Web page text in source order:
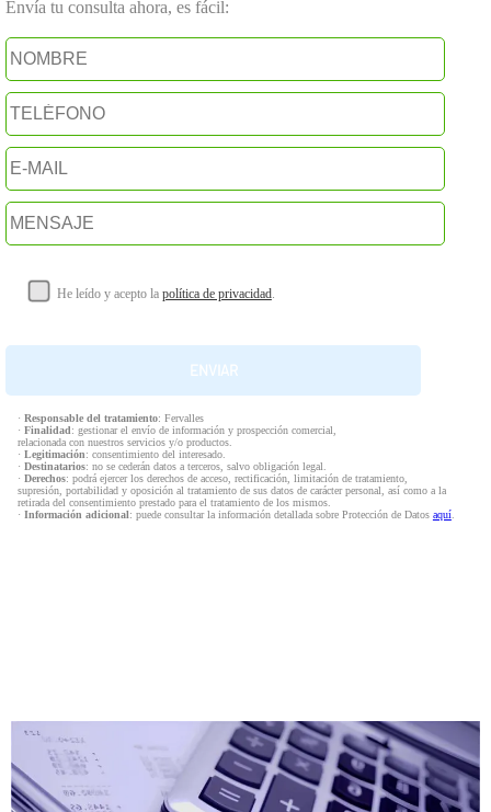
Envía tu consulta ahora, es fácil:
He leído y acepto la política de privacidad.
· Responsable del tratamiento: Fervalles
· Finalidad: gestionar el envío de información y prospección comercial,
relacionada con nuestros servicios y/o productos.
· Legitimación: consentimiento del interesado.
· Destinatarios: no se cederán datos a terceros, salvo obligación legal.
· Derechos: podrá ejercer los derechos de acceso, rectificación, limitación de tratamiento,
supresión, portabilidad y oposición al tratamiento de sus datos de carácter personal, así como a la
retirada del consentimiento prestado para el tratamiento de los mismos.
· Información adicional: puede consultar la información detallada sobre Protección de Datos aquí.